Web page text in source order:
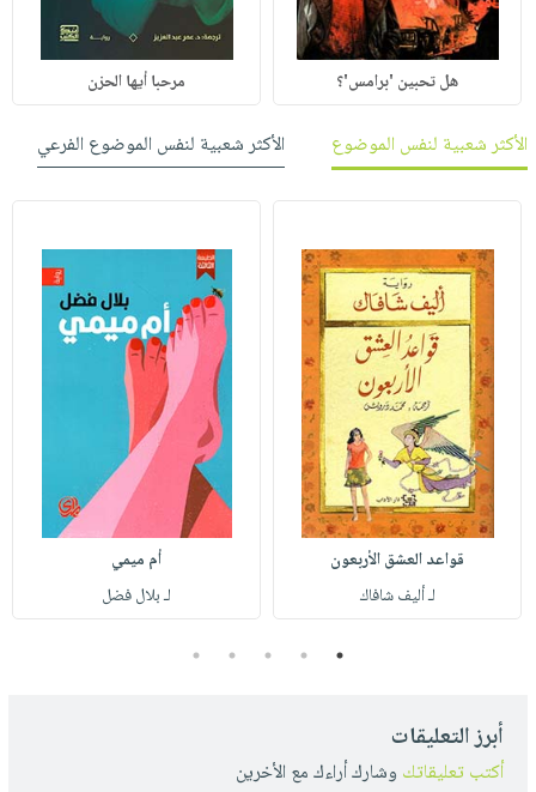
هل تحبين 'برامس'؟ مرحبا أيها الحزن
الأكثر شعبية لنفس الموضوع الأكثر شعبية لنفس الموضوع الفرعي
قواعد العشق الأربعون
لـ أليف شافاك
أم ميمي
لـ بلال فضل
1
2
3
4
5
أبرز التعليقات
أكتب تعليقاتك وشارك أراءك مع الأخرين